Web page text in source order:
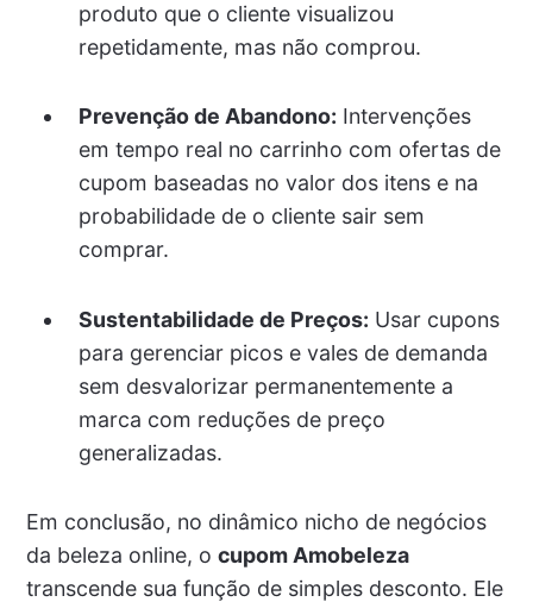
produto que o cliente visualizou
repetidamente, mas não comprou.
Prevenção de Abandono: Intervenções
em tempo real no carrinho com ofertas de
cupom baseadas no valor dos itens e na
probabilidade de o cliente sair sem
comprar.
Sustentabilidade de Preços: Usar cupons
para gerenciar picos e vales de demanda
sem desvalorizar permanentemente a
marca com reduções de preço
generalizadas.
Em conclusão, no dinâmico nicho de negócios
da beleza online, o cupom Amobeleza
transcende sua função de simples desconto. Ele